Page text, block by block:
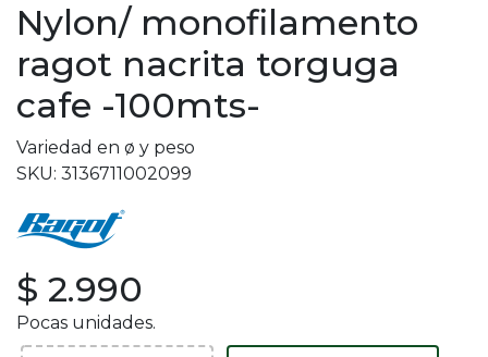
Nylon/ monofilamento
ragot nacrita torguga
cafe -100mts-
Variedad en ø y peso
SKU: 3136711002099
$ 2.990
Pocas unidades.